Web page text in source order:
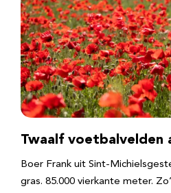
Twaalf voetbalvelden
Boer Frank uit Sint-
gras. 85.000 vierkante meter.